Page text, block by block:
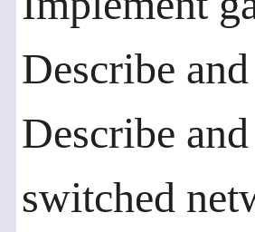
Describe
Describe
switched